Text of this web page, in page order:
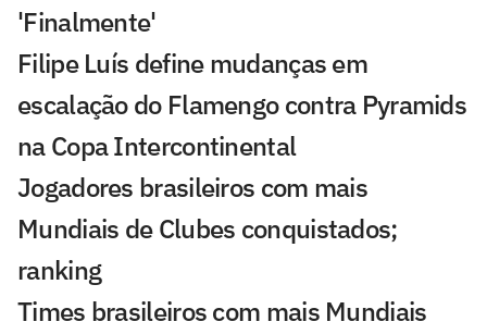
'Finalmente'
Filipe Luís define mudanças em
escalação do Flamengo contra Pyramids
na Copa Intercontinental
Jogadores brasileiros com mais
Mundiais de Clubes conquistados;
ranking
Times brasileiros com mais Mundiais